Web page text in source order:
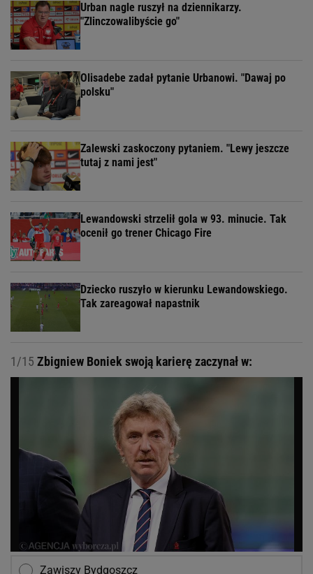
Urban nagle ruszył na dziennikarzy.
"Zlinczowalibyście go"
Olisadebe zadał pytanie Urbanowi. "Dawaj po
polsku"
Zalewski zaskoczony pytaniem. "Lewy jeszcze
tutaj z nami jest"
Lewandowski strzelił gola w 93. minucie. Tak
ocenił go trener Chicago Fire
Dziecko ruszyło w kierunku Lewandowskiego.
Tak zareagował napastnik
1/15 Zbigniew Boniek swoją karierę zaczynał w:
Zawiszy Bydgoszcz